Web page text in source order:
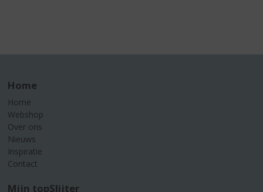
Home
Home
Webshop
Over ons
Nieuws
Inspiratie
Contact
Mijn topSlijter